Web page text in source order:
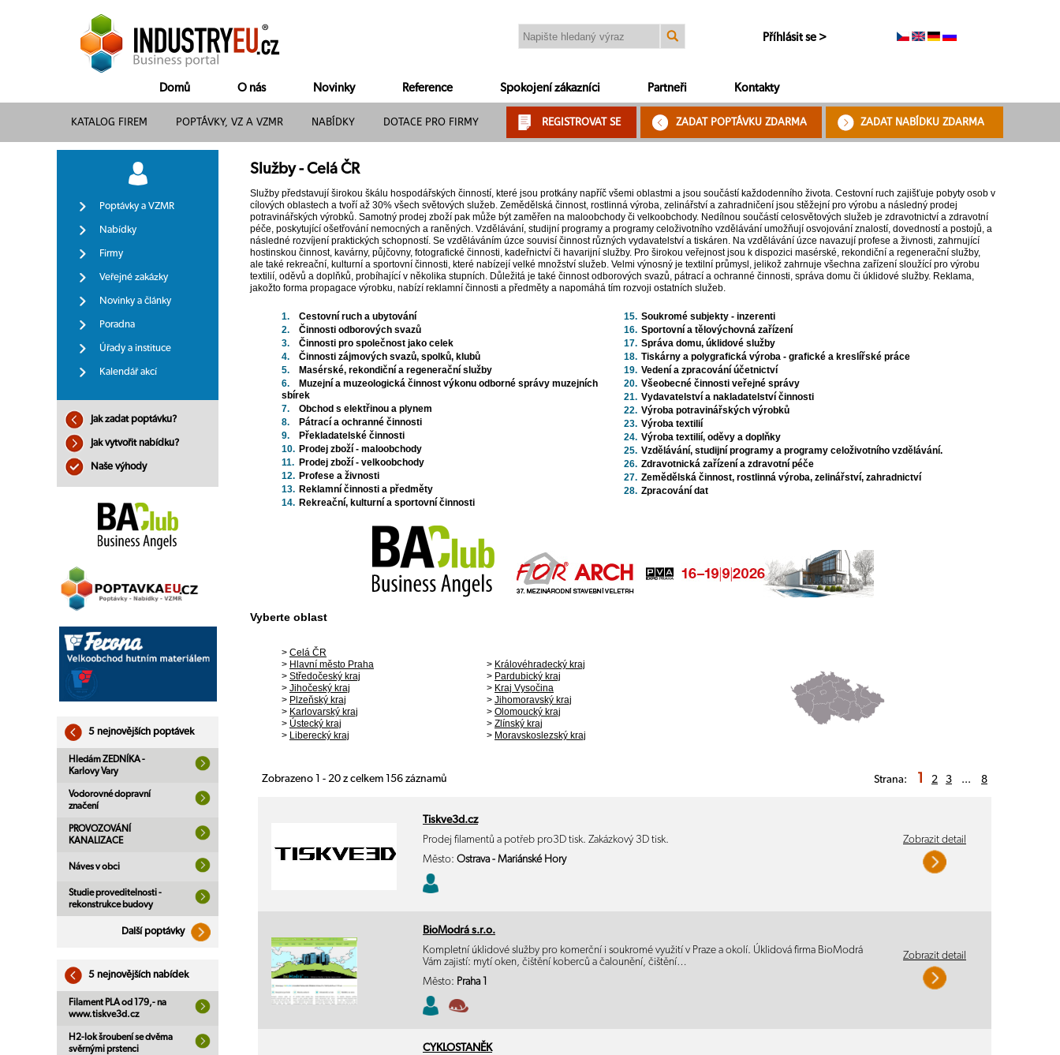
Příhlásit se >
Domů O nás Novinky Reference Spokojení zákazníci Partneři Kontakty
KATALOG FIREM POPTÁVKY, VZ A VZMR NABÍDKY DOTACE PRO FIRMY REGISTROVAT SE ZADAT POPTÁVKU ZDARMA ZADAT NABÍDKU ZDARMA
Poptávky a VZMR
Nabídky
Firmy
Veřejné zakázky
Novinky a články
Poradna
Úřady a instituce
Kalendář akcí
Jak zadat poptávku?
Jak vytvořit nabídku?
Naše výhody
5 nejnovějších poptávek
Hledám ZEDNÍKA -
Karlovy Vary
Vodorovné dopravní
značení
PROVOZOVÁNÍ
KANALIZACE
Náves v obci
Studie proveditelnosti -
rekonstrukce budovy
Další poptávky
5 nejnovějších nabídek
Filament PLA od 179,- na
www.tiskve3d.cz
H2-lok šroubení se dvěma
svěrnými prstenci
Služby - Celá ČR
Služby představují širokou škálu hospodářských činností, které jsou protkány napříč všemi oblastmi a jsou součástí každodenního života. Cestovní ruch zajišťuje pobyty osob v
cílových oblastech a tvoří až 30% všech světových služeb. Zemědělská činnost, rostlinná výroba, zelinářství a zahradničení jsou stěžejní pro výrobu a následný prodej
potravinářských výrobků. Samotný prodej zboží pak může být zaměřen na maloobchody či velkoobchody. Nedílnou součástí celosvětových služeb je zdravotnictví a zdravotní
péče, poskytující ošetřování nemocných a raněných. Vzdělávání, studijní programy a programy celoživotního vzdělávání umožňují osvojování znalostí, dovedností a postojů, a
následné rozvíjení praktických schopností. Se vzděláváním úzce souvisí činnost různých vydavatelství a tiskáren. Na vzdělávání úzce navazují profese a živnosti, zahrnující
hostinskou činnost, kavárny, půjčovny, fotografické činnosti, kadeřnictví či havarijní služby. Pro širokou veřejnost jsou k dispozici masérské, rekondiční a regenerační služby,
ale také rekreační, kulturní a sportovní činnosti, které nabízejí velké množství služeb. Velmi výnosný je textilní průmysl, jelikož zahrnuje všechna zařízení sloužící pro výrobu
textilií, oděvů a doplňků, probíhající v několika stupních. Důležitá je také činnost odborových svazů, pátrací a ochranné činnosti, správa domu či úklidové služby. Reklama,
jakožto forma propagace výrobku, nabízí reklamní činnosti a předměty a napomáhá tím rozvoji ostatních služeb.
1.
Cestovní ruch a ubytování
2.
Činnosti odborových svazů
3.
Činnosti pro společnost jako celek
4.
Činnosti zájmových svazů, spolků, klubů
5.
Masérské, rekondiční a regenerační služby
6.
Muzejní a muzeologická činnost výkonu odborné správy muzejních
sbírek
7.
Obchod s elektřinou a plynem
8.
Pátrací a ochranné činnosti
9.
Překladatelské činnosti
10. Prodej zboží - maloobchody
11. Prodej zboží - velkoobchody
12. Profese a živnosti
13. Reklamní činnosti a předměty
14. Rekreační, kulturní a sportovní činnosti
15. Soukromé subjekty - inzerenti
16. Sportovní a tělovýchovná zařízení
17. Správa domu, úklidové služby
18. Tiskárny a polygrafická výroba - grafické a kreslířské práce
19. Vedení a zpracování účetnictví
20. Všeobecné činnosti veřejné správy
21. Vydavatelství a nakladatelství činnosti
22. Výroba potravinářských výrobků
23. Výroba textilií
24. Výroba textilií, oděvy a doplňky
25. Vzdělávání, studijní programy a programy celoživotního vzdělávání.
26. Zdravotnická zařízení a zdravotní péče
27. Zemědělská činnost, rostlinná výroba, zelinářství, zahradnictví
28. Zpracování dat
Vyberte oblast
> Celá ČR
> Hlavní město Praha
> Středočeský kraj
> Jihočeský kraj
> Plzeňský kraj
> Karlovarský kraj
> Ústecký kraj
> Liberecký kraj
> Královéhradecký kraj
> Pardubický kraj
> Kraj Vysočina
> Jihomoravský kraj
> Olomoucký kraj
> Zlínský kraj
> Moravskoslezský kraj
Zobrazeno 1 - 20 z celkem 156 záznamů Strana: 1 2 3 ... 8
Tiskve3d.cz
Prodej filamentů a potřeb pro3D tisk. Zakázkový 3D tisk.
Město: Ostrava - Mariánské Hory
Zobrazit detail
BioModrá s.r.o.
Kompletní úklidové služby pro komerční i soukromé využití v Praze a okolí. Úklidová firma BioModrá
Vám zajistí: mytí oken, čištění koberců a čalounění, čištění…
Město: Praha 1
Zobrazit detail
CYKLOSTANĚK